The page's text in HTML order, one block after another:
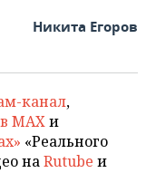
Никита Егоров
канал,
MAXи
«Реального
наRutube и